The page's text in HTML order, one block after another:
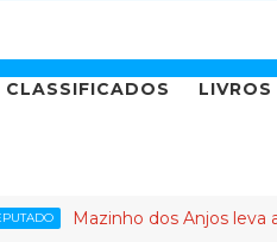
CLASSIFICADOS
dos Anjos leva agenda